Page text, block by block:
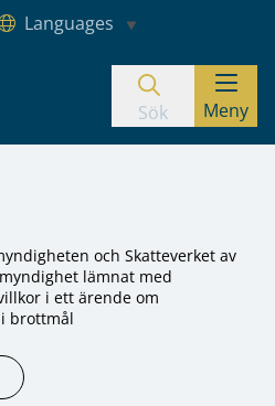
Languages
Sök Meny
och Skatteverket av
lämnat med
i ett ärende om
brottmål